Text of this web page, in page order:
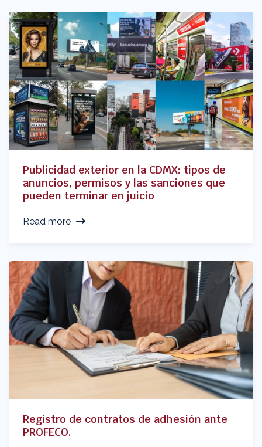
Publicidad exterior en la CDMX: tipos de
anuncios, permisos y las sanciones que
pueden terminar en juicio
Read more
Registro de contratos de adhesión ante
PROFECO.